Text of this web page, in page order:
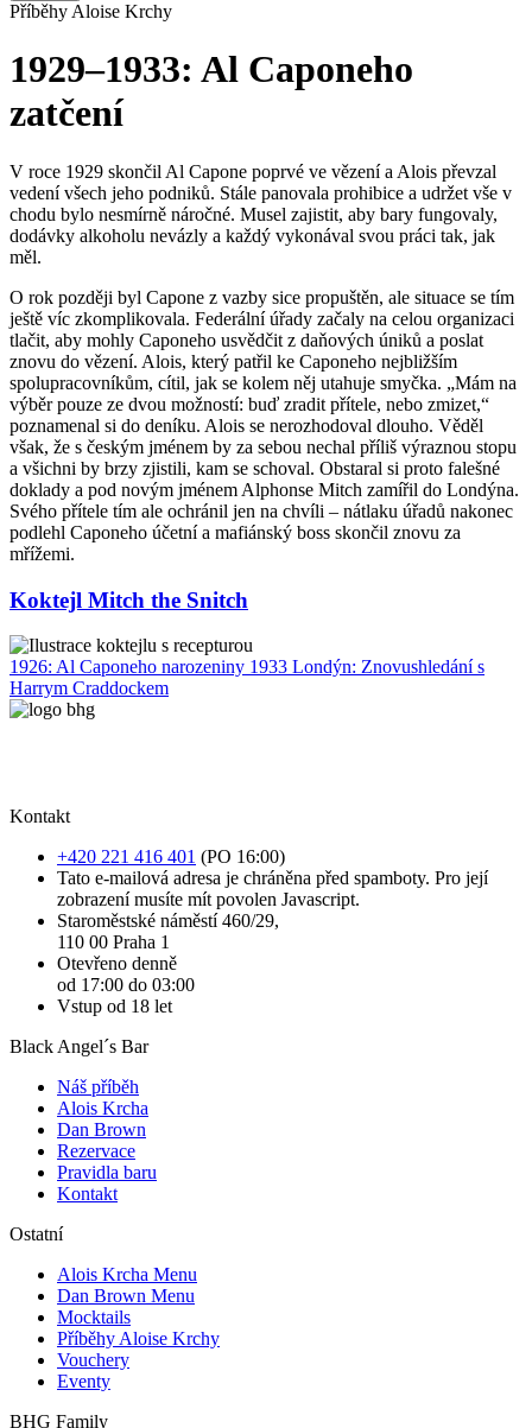
Příběhy Aloise Krchy
1929–1933: Al Caponeho
zatčení
V roce 1929 skončil Al Capone poprvé ve vězení a Alois převzal
vedení všech jeho podniků. Stále panovala prohibice a udržet vše v
chodu bylo nesmírně náročné. Musel zajistit, aby bary fungovaly,
dodávky alkoholu nevázly a každý vykonával svou práci tak, jak
měl.
O rok později byl Capone z vazby sice propuštěn, ale situace se tím
ještě víc zkomplikovala. Federální úřady začaly na celou organizaci
tlačit, aby mohly Caponeho usvědčit z daňových úniků a poslat
znovu do vězení. Alois, který patřil ke Caponeho nejbližším
spolupracovníkům, cítil, jak se kolem něj utahuje smyčka. „Mám na
výběr pouze ze dvou možností: buď zradit přítele, nebo zmizet,“
poznamenal si do deníku. Alois se nerozhodoval dlouho. Věděl
však, že s českým jménem by za sebou nechal příliš výraznou stopu
a všichni by brzy zjistili, kam se schoval. Obstaral si proto falešné
doklady a pod novým jménem Alphonse Mitch zamířil do Londýna.
Svého přítele tím ale ochránil jen na chvíli – nátlaku úřadů nakonec
podlehl Caponeho účetní a mafiánský boss skončil znovu za
mřížemi.
Koktejl Mitch the Snitch
1926: Al Caponeho narozeniny 1933 Londýn: Znovushledání s
Harrym Craddockem
Kontakt
+420 221 416 401 (PO 16:00)
Tato e-mailová adresa je chráněna před spamboty. Pro její
zobrazení musíte mít povolen Javascript.
Staroměstské náměstí 460/29,
110 00 Praha 1
Otevřeno denně
od 17:00 do 03:00
Vstup od 18 let
Black Angel´s Bar
Náš příběh
Alois Krcha
Dan Brown
Rezervace
Pravidla baru
Kontakt
Ostatní
Alois Krcha Menu
Dan Brown Menu
Mocktails
Příběhy Aloise Krchy
Vouchery
Eventy
BHG Family